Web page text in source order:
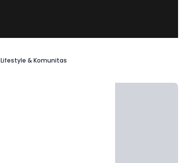
Lifestyle & Komunitas